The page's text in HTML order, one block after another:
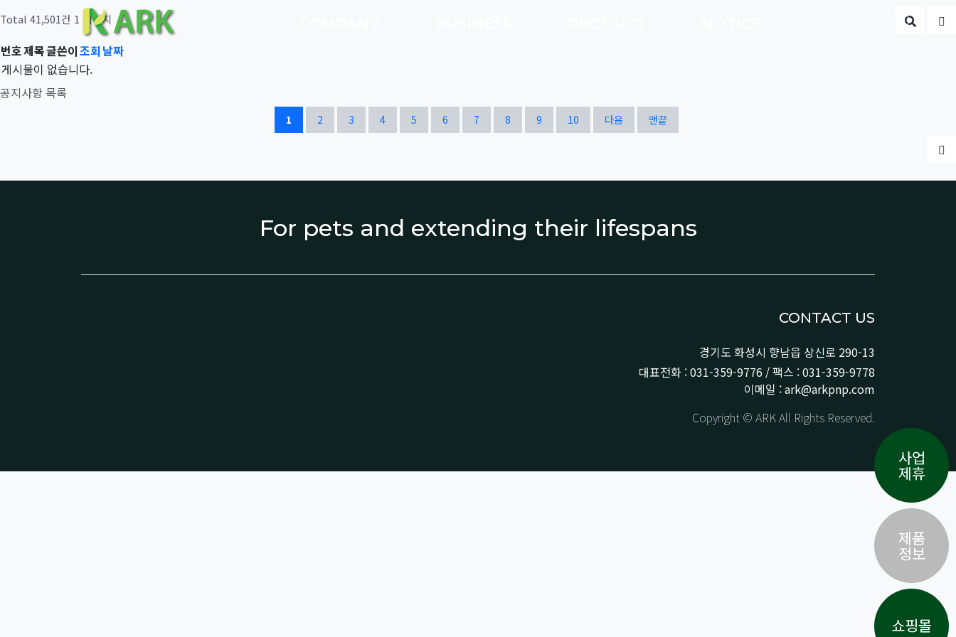
Total 41,501건 1 페이지 게시판
공지사항 목록
번호제목글쓴이조회날짜
게시물이 없습니다.
열린
1 페이지
2
페이지 3
페이지 4
페이지 5
페이지 6
페이지 7
페이지 8
페이지 9
페이지 10
페이지 다음 맨끝
For pets and extending their lifespans
CONTACT US
경기도 화성시 향남읍 상신로 290-13
대표전화 : 031-359-9776 / 팩스 : 031-359-9778
이메일 : ark@arkpnp.com
Copyright © ARK All Rights Reserved.
사업
제휴
제품
정보
쇼핑몰